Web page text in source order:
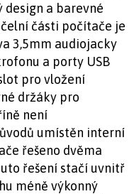
design a barevné
části počítače je
3,5mm audiojacky
a porty USB
pro vložení
držáky pro
není
umístěn interní
řešeno dvěma
řešení stačí uvnitř
méně výkonný